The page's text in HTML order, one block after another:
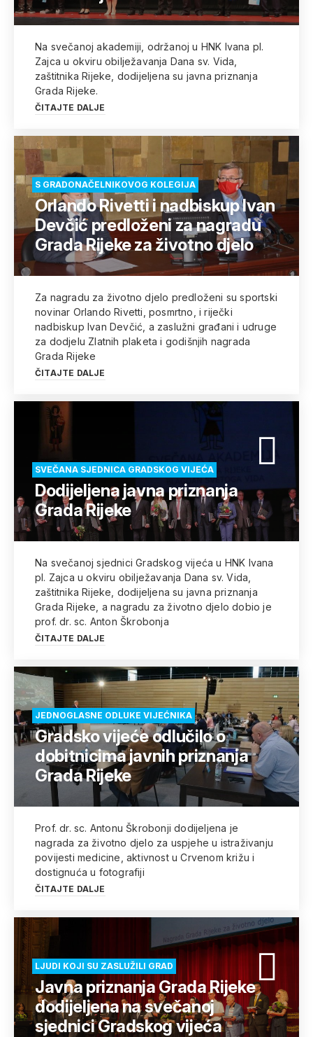
Na svečanoj akademiji, održanoj u HNK Ivana pl.
Zajca u okviru obilježavanja Dana sv. Vida,
zaštitnika Rijeke, dodijeljena su javna priznanja
Grada Rijeke.
ČITAJTE DALJE
S GRADONAČELNIKOVOG KOLEGIJA
Orlando Rivetti i nadbiskup Ivan
Devčić predloženi za nagradu
Grada Rijeke za životno djelo
Za nagradu za životno djelo predloženi su sportski
novinar Orlando Rivetti, posmrtno, i riječki
nadbiskup Ivan Devčić, a zaslužni građani i udruge
za dodjelu Zlatnih plaketa i godišnjih nagrada
Grada Rijeke
ČITAJTE DALJE
SVEČANA SJEDNICA GRADSKOG VIJEĆA
Dodijeljena javna priznanja
Grada Rijeke
Na svečanoj sjednici Gradskog vijeća u HNK Ivana
pl. Zajca u okviru obilježavanja Dana sv. Vida,
zaštitnika Rijeke, dodijeljena su javna priznanja
Grada Rijeke, a nagradu za životno djelo dobio je
prof. dr. sc. Anton Škrobonja
ČITAJTE DALJE
JEDNOGLASNE ODLUKE VIJEĆNIKA
Gradsko vijeće odlučilo o
dobitnicima javnih priznanja
Grada Rijeke
Prof. dr. sc. Antonu Škrobonji dodijeljena je
nagrada za životno djelo za uspjehe u istraživanju
povijesti medicine, aktivnost u Crvenom križu i
dostignuća u fotografiji
ČITAJTE DALJE
LJUDI KOJI SU ZASLUŽILI GRAD
Javna priznanja Grada Rijeke
dodijeljena na svečanoj
sjednici Gradskog vijeća